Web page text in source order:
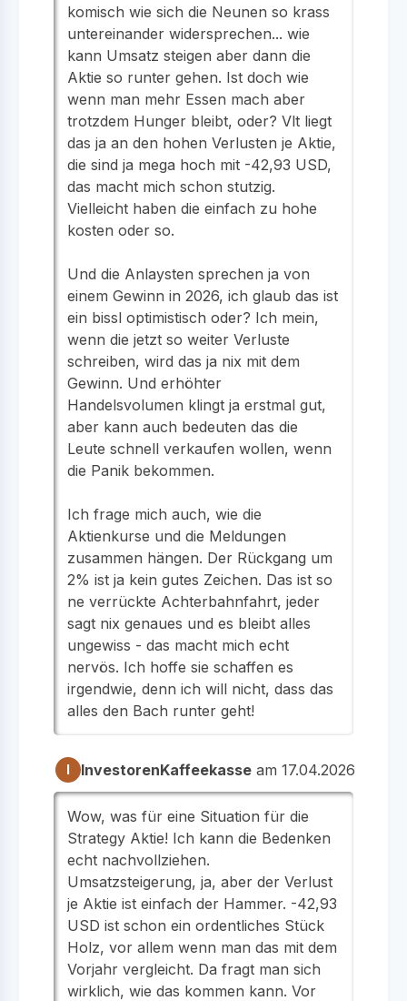
komisch wie sich die Neunen so krass
untereinander widersprechen... wie
kann Umsatz steigen aber dann die
Aktie so runter gehen. Ist doch wie
wenn man mehr Essen mach aber
trotzdem Hunger bleibt, oder? Vlt liegt
das ja an den hohen Verlusten je Aktie,
die sind ja mega hoch mit -42,93 USD,
das macht mich schon stutzig.
Vielleicht haben die einfach zu hohe
kosten oder so.
Und die Anlaysten sprechen ja von
einem Gewinn in 2026, ich glaub das ist
ein bissl optimistisch oder? Ich mein,
wenn die jetzt so weiter Verluste
schreiben, wird das ja nix mit dem
Gewinn. Und erhöhter
Handelsvolumen klingt ja erstmal gut,
aber kann auch bedeuten das die
Leute schnell verkaufen wollen, wenn
die Panik bekommen.
Ich frage mich auch, wie die
Aktienkurse und die Meldungen
zusammen hängen. Der Rückgang um
2% ist ja kein gutes Zeichen. Das ist so
ne verrückte Achterbahnfahrt, jeder
sagt nix genaues und es bleibt alles
ungewiss - das macht mich echt
nervös. Ich hoffe sie schaffen es
irgendwie, denn ich will nicht, dass das
alles den Bach runter geht!
I InvestorenKaffeekasse am 17.04.2026
Wow, was für eine Situation für die
Strategy Aktie! Ich kann die Bedenken
echt nachvollziehen.
Umsatzsteigerung, ja, aber der Verlust
je Aktie ist einfach der Hammer. -42,93
USD ist schon ein ordentliches Stück
Holz, vor allem wenn man das mit dem
Vorjahr vergleicht. Da fragt man sich
wirklich, wie das kommen kann. Vor